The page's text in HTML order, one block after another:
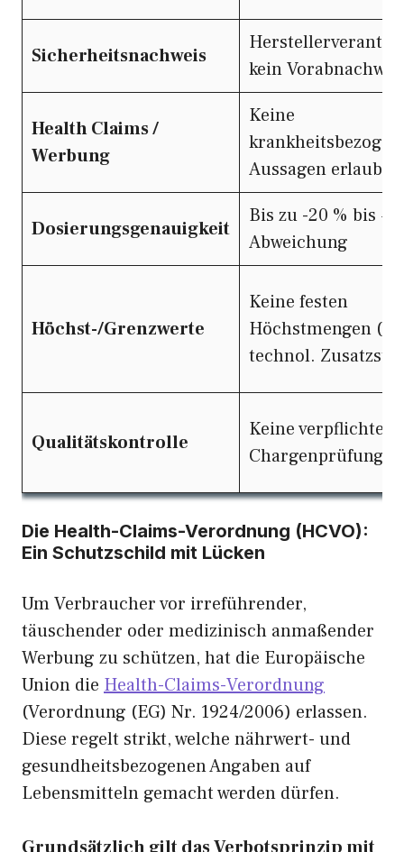
Sicherheitsnachweis
kein
Health Claims /
Werbung
Keine
Aussagen erlaubt
Dosierungsgenauigkeit
Bis zu -20 % bis
Abweichung
Höchst-/Grenzwerte
Keine festen
Höchstmengen
technol.
Qualitätskontrolle
Keine
Chargenprüfungen
Die Health-Claims-Verordnung (HCVO):
Ein Schutzschild mit Lücken
Um Verbraucher vor irreführender,
täuschender oder medizinisch anmaßender
Werbung zu schützen, hat die Europäische
Union die Health-Claims-Verordnung
(Verordnung (EG) Nr. 1924/2006) erlassen.
Diese regelt strikt, welche nährwert- und
gesundheitsbezogenen Angaben auf
Lebensmitteln gemacht werden dürfen.